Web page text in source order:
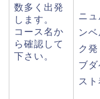
数多く出発
します。
コース名か
ら確認して
下さい。
ニュ
ンベ
ク発
ブダ
スト